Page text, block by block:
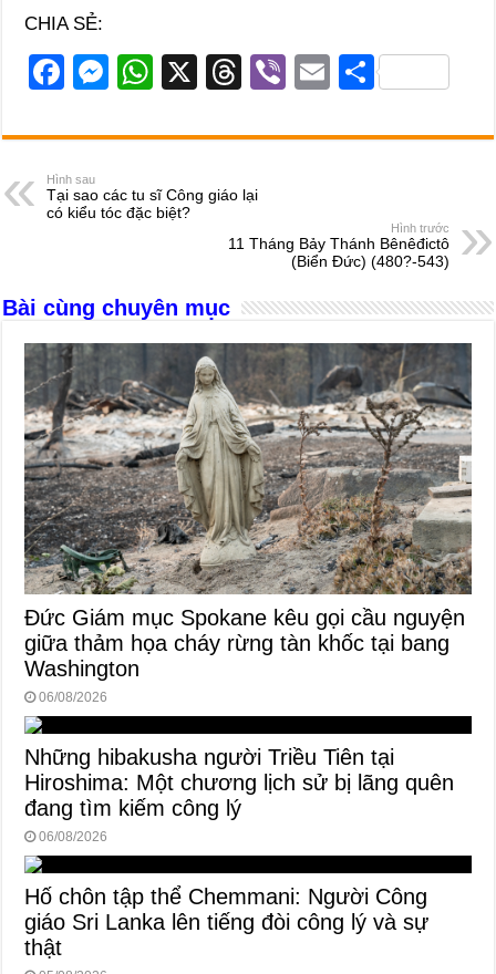
CHIA SẺ:
F
c
e
b
k
M
ss
n
W
at
A
X
T
e
d
s
Vi
er
E
ail
S
ar
Hình sau
Tại sao các tu sĩ Công giáo lại
có kiểu tóc đặc biệt?
Hình trước
11 Tháng Bảy Thánh Bênêđictô
(Biển Ðức) (480?-543)
Bài cùng chuyên mục
Đức Giám mục Spokane kêu gọi cầu nguyện
giữa thảm họa cháy rừng tàn khốc tại bang
Washington
06/08/2026
Những hibakusha người Triều Tiên tại
Hiroshima: Một chương lịch sử bị lãng quên
đang tìm kiếm công lý
06/08/2026
Hố chôn tập thể Chemmani: Người Công
giáo Sri Lanka lên tiếng đòi công lý và sự
thật